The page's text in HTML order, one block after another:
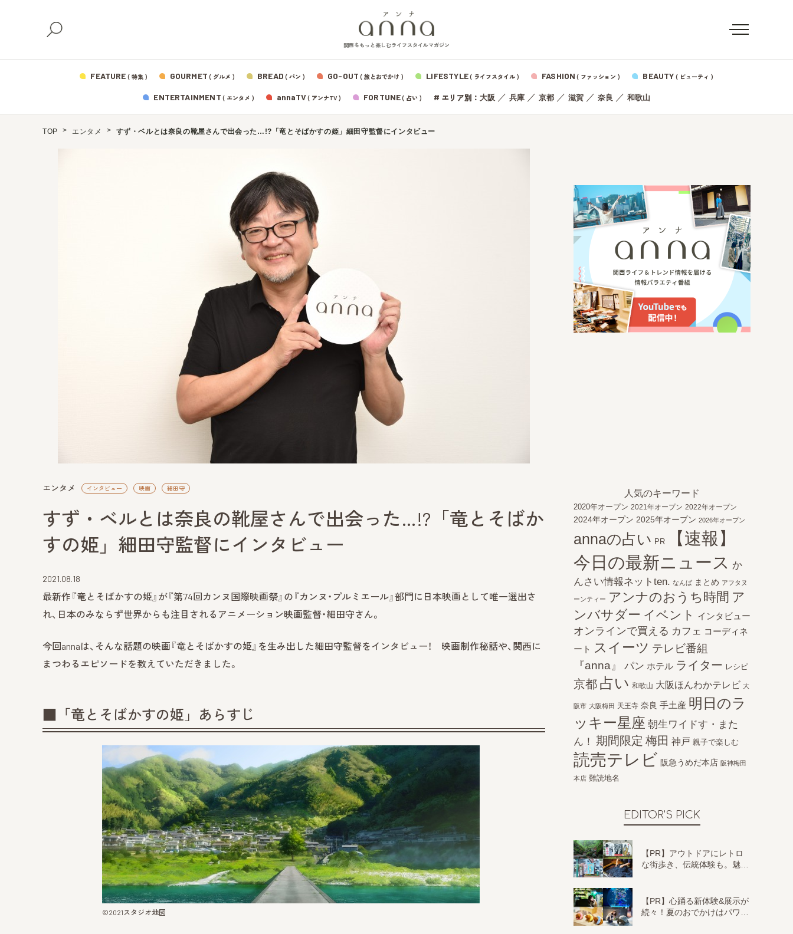
関西をもっと楽しむライフスタイルマガジン
FEATURE ( 特集 ) GOURMET ( グルメ ) BREAD ( パン ) GO-OUT ( 旅とおでかけ ) LIFESTYLE( ライフスタイル ) FASHION ( ファッション ) BEAUTY ( ビューティ )
ENTERTAINMENT ( エンタメ ) annaTV( アンナTV ) FORTUNE( 占い ) # エリア別： 大阪 ／ 兵庫／ 京都／ 滋賀／ 奈良 ／ 和歌山
TOP エンタメ すず・ベルとは奈良の靴屋さんで出会った…!?「竜とそばかすの姫」細田守監督にインタビュー
エンタメ インタビュー 映画 細田守
すず・ベルとは奈良の靴屋さんで出会った…!?「竜とそばか
すの姫」細田守監督にインタビュー
2021.08.18
最新作『竜とそばかすの姫』が『第74回カンヌ国際映画祭』の『カンヌ・プルミエール』部門に日本映画として唯一選出さ
れ、日本のみならず世界からも注目されるアニメーション映画監督・細田守さん。
今回annaは、そんな話題の映画『竜とそばかすの姫』を生み出した細田守監督をインタビュー！ 映画制作秘話や、関西に
まつわるエピソードを教えていただきました。
■「竜とそばかすの姫」あらすじ
©︎2021スタジオ地図
人気のキーワード
2020年オープン 2021年オープン 2022年オープン
2024年オープン 2025年オープン 2026年オープン
annaの占い PR
【速報】
今日の最新ニュース か
んさい情報ネットten. なんば まとめ アフタヌ
ーンティー アンナのおうち時間 ア
ンバサダー イベント インタビュー
オンラインで買える カフェ コーディネ
ート
スイーツ テレビ番組
『anna』
パン ホテル ライター レシピ
京都 占い 和歌山 大阪ほんわかテレビ 大
阪市 大阪梅田 天王寺 奈良 手土産 明日のラ
ッキー星座 朝生ワイドす・また
ん！ 期間限定 梅田 神戸 親子で楽しむ
読売テレビ 阪急うめだ本店 阪神梅田
本店 難読地名
EDITOR'S PICK
【PR】アウトドアにレトロ
な街歩き、伝統体験も。魅…
【PR】心踊る新体験&展示が
続々！夏のおでかけはパワ…